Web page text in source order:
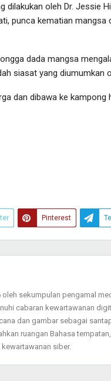
dilakukan oleh Dr. Jessie
punca kematian mangsa
dada mangsa
siasat yang diumumkan
dan dibawa ke kampong
Pinterest
sekumpulan pengamal
cabaran kewartawanan
dan gambar sebagai
ruangan Bahasa
siber.